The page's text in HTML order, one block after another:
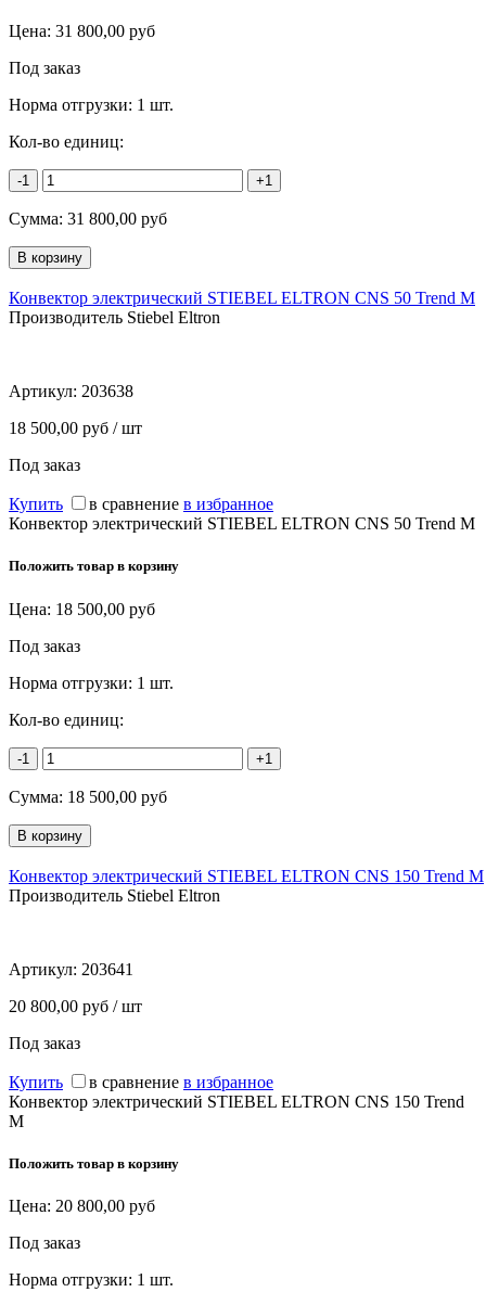
Цена: 31 800,00 руб
Под заказ
Норма отгрузки: 1 шт.
Кол-во единиц:
-1 +1
Сумма: 31 800,00 руб
Конвектор электрический STIEBEL ELTRON CNS 50 Trend M
Производитель Stiebel Eltron
Артикул: 203638
18 500,00 руб / шт
Под заказ
Купить в сравнение в избранное
Конвектор электрический STIEBEL ELTRON CNS 50 Trend M
Положить товар в корзину
Цена: 18 500,00 руб
Под заказ
Норма отгрузки: 1 шт.
Кол-во единиц:
-1 +1
Сумма: 18 500,00 руб
Конвектор электрический STIEBEL ELTRON CNS 150 Trend M
Производитель Stiebel Eltron
Артикул: 203641
20 800,00 руб / шт
Под заказ
Купить в сравнение в избранное
Конвектор электрический STIEBEL ELTRON CNS 150 Trend
M
Положить товар в корзину
Цена: 20 800,00 руб
Под заказ
Норма отгрузки: 1 шт.